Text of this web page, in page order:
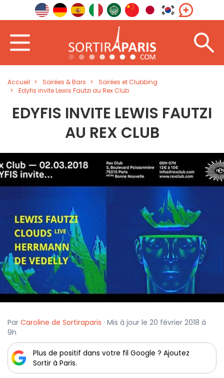
Accueil Soirées & Bars
Soirées et Clubbing
Edyfis invite Lewis Fautzi au Rex Club
EDYFIS INVITE LEWIS FAUTZI
AU REX CLUB
Par Caroline de Sortiraparis · Mis à jour le 20 février 2018 à
9h
Plus de positif dans votre fil Google ? Ajoutez
Sortir à Paris.